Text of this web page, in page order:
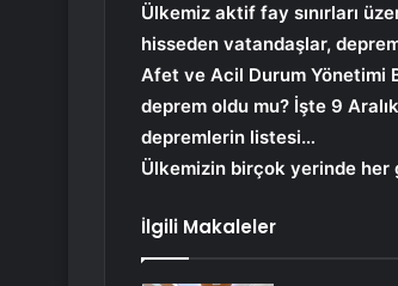
Ülkemiz aktif fay sınırları
hisseden vatandaşlar,
Afet ve Acil Durum Yönetimi
deprem oldu mu? İşte 9
depremlerin listesi…
Ülkemizin birçok yerinde her
İlgili Makaleler